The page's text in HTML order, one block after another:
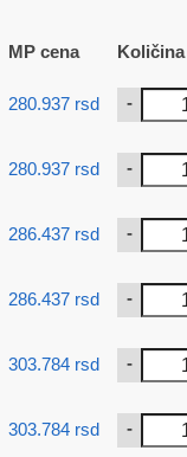
MP cena Količina
280.937 rsd -
280.937 rsd -
286.437 rsd -
286.437 rsd -
303.784 rsd -
303.784 rsd -